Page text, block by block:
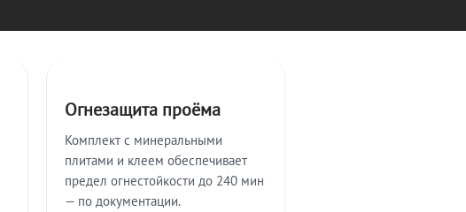
Огнезащита проёма
Комплект с минеральными
плитами и клеем обеспечивает
предел огнестойкости до 240 мин
— по документации.